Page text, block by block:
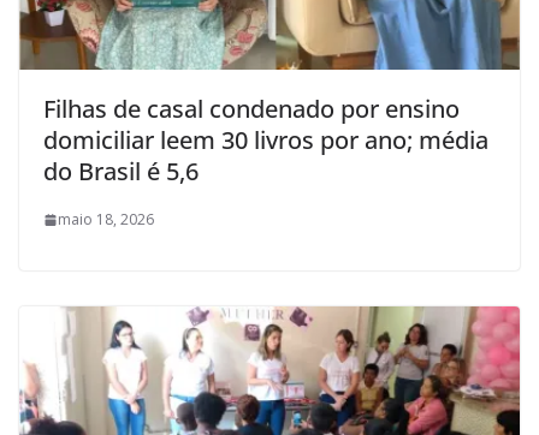
Filhas de casal condenado por ensino
domiciliar leem 30 livros por ano; média
do Brasil é 5,6
maio 18, 2026